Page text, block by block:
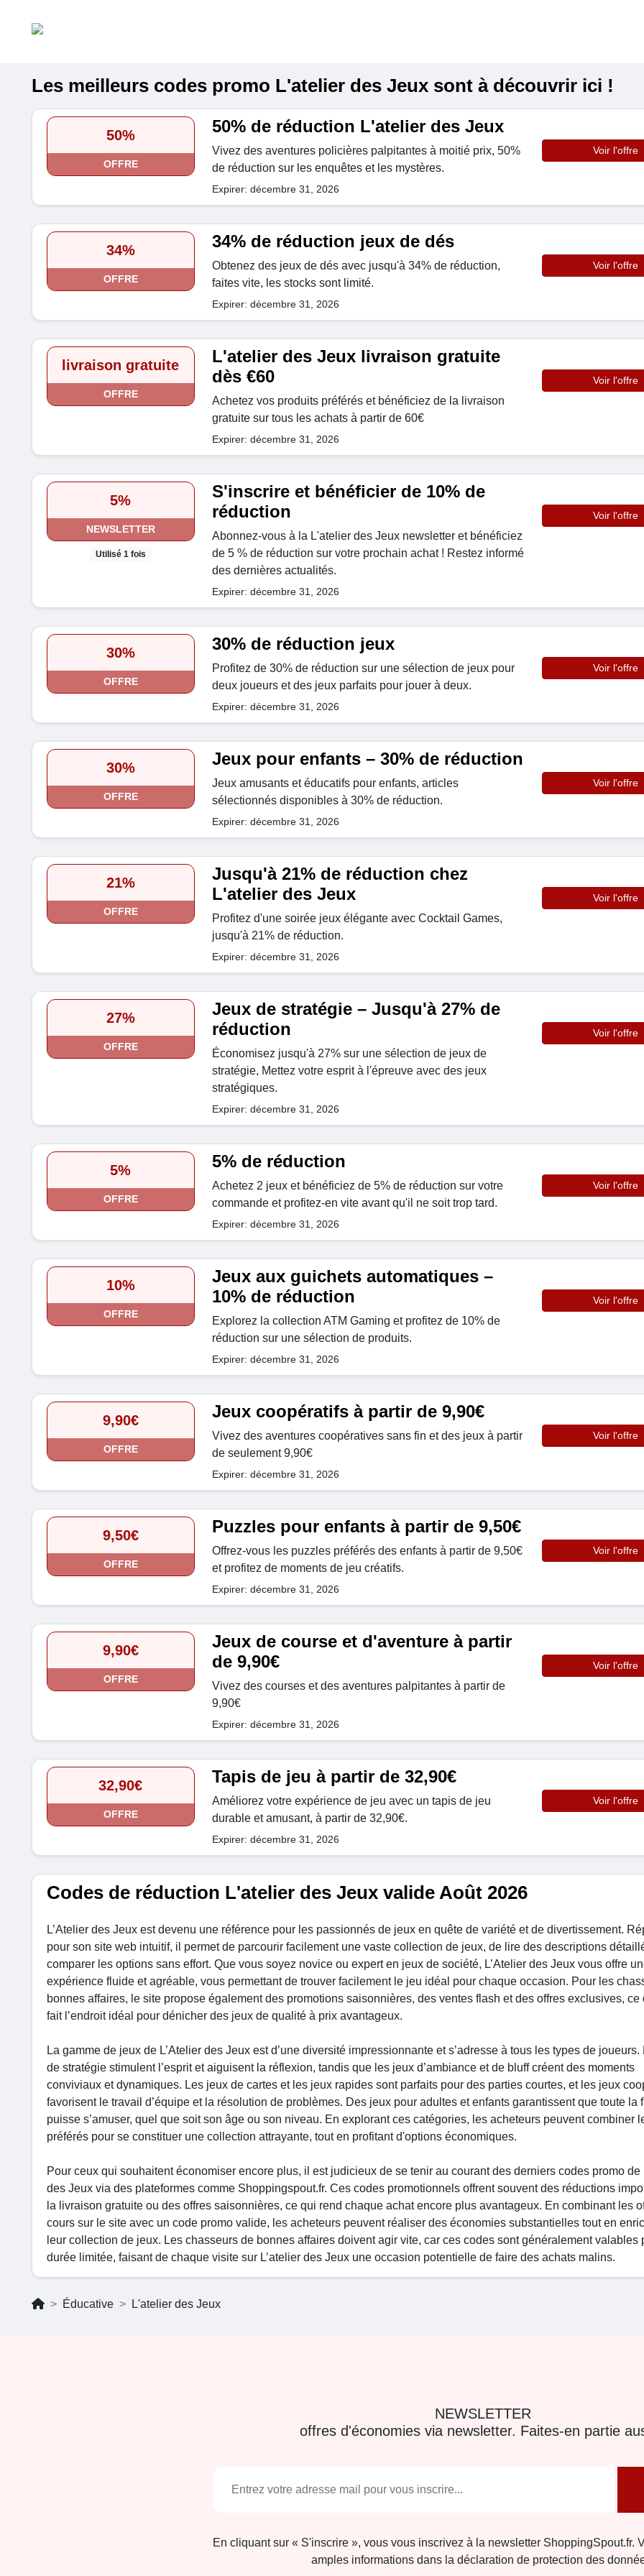
Les meilleurs codes promo L'atelier des Jeux sont à découvrir ici !
50%
OFFRE
50% de réduction L'atelier des Jeux
Vivez des aventures policières palpitantes à moitié prix, 50%
de réduction sur les enquêtes et les mystères.
Expirer: décembre 31, 2026
Voir l'offre
34%
OFFRE
34% de réduction jeux de dés
Obtenez des jeux de dés avec jusqu'à 34% de réduction,
faites vite, les stocks sont limité.
Expirer: décembre 31, 2026
Voir l'offre
livraison gratuite
OFFRE
L'atelier des Jeux livraison gratuite
dès €60
Achetez vos produits préférés et bénéficiez de la livraison
gratuite sur tous les achats à partir de 60€
Expirer: décembre 31, 2026
Voir l'offre
5%
NEWSLETTER
Utilisé 1 fois
S'inscrire et bénéficier de 10% de
réduction
Abonnez-vous à la L'atelier des Jeux newsletter et bénéficiez
de 5 % de réduction sur votre prochain achat ! Restez informé
des dernières actualités.
Expirer: décembre 31, 2026
Voir l'offre
30%
OFFRE
30% de réduction jeux
Profitez de 30% de réduction sur une sélection de jeux pour
deux joueurs et des jeux parfaits pour jouer à deux.
Expirer: décembre 31, 2026
Voir l'offre
30%
OFFRE
Jeux pour enfants – 30% de réduction
Jeux amusants et éducatifs pour enfants, articles
sélectionnés disponibles à 30% de réduction.
Expirer: décembre 31, 2026
Voir l'offre
21%
OFFRE
Jusqu'à 21% de réduction chez
L'atelier des Jeux
Profitez d'une soirée jeux élégante avec Cocktail Games,
jusqu'à 21% de réduction.
Expirer: décembre 31, 2026
Voir l'offre
27%
OFFRE
Jeux de stratégie – Jusqu'à 27% de
réduction
Économisez jusqu'à 27% sur une sélection de jeux de
stratégie, Mettez votre esprit à l'épreuve avec des jeux
stratégiques.
Expirer: décembre 31, 2026
Voir l'offre
5%
OFFRE
5% de réduction
Achetez 2 jeux et bénéficiez de 5% de réduction sur votre
commande et profitez-en vite avant qu'il ne soit trop tard.
Expirer: décembre 31, 2026
Voir l'offre
10%
OFFRE
Jeux aux guichets automatiques –
10% de réduction
Explorez la collection ATM Gaming et profitez de 10% de
réduction sur une sélection de produits.
Expirer: décembre 31, 2026
Voir l'offre
9,90€
OFFRE
Jeux coopératifs à partir de 9,90€
Vivez des aventures coopératives sans fin et des jeux à partir
de seulement 9,90€
Expirer: décembre 31, 2026
Voir l'offre
9,50€
OFFRE
Puzzles pour enfants à partir de 9,50€
Offrez-vous les puzzles préférés des enfants à partir de 9,50€
et profitez de moments de jeu créatifs.
Expirer: décembre 31, 2026
Voir l'offre
9,90€
OFFRE
Jeux de course et d'aventure à partir
de 9,90€
Vivez des courses et des aventures palpitantes à partir de
9,90€
Expirer: décembre 31, 2026
Voir l'offre
32,90€
OFFRE
Tapis de jeu à partir de 32,90€
Améliorez votre expérience de jeu avec un tapis de jeu
durable et amusant, à partir de 32,90€.
Expirer: décembre 31, 2026
Voir l'offre
Codes de réduction L'atelier des Jeux valide Août 2026
L’Atelier des Jeux est devenu une référence pour les passionnés de jeux en quête de variété et de divertissement.
pour son site web intuitif, il permet de parcourir facilement une vaste collection de jeux, de lire des descriptions
comparer les options sans effort. Que vous soyez novice ou expert en jeux de société, L’Atelier des Jeux vous offre
expérience fluide et agréable, vous permettant de trouver facilement le jeu idéal pour chaque occasion. Pour les
bonnes affaires, le site propose également des promotions saisonnières, des ventes flash et des offres exclusives, ce
fait l’endroit idéal pour dénicher des jeux de qualité à prix avantageux.
La gamme de jeux de L’Atelier des Jeux est d’une diversité impressionnante et s’adresse à tous les types de joueurs.
de stratégie stimulent l’esprit et aiguisent la réflexion, tandis que les jeux d’ambiance et de bluff créent des moments
conviviaux et dynamiques. Les jeux de cartes et les jeux rapides sont parfaits pour des parties courtes, et les jeux
favorisent le travail d’équipe et la résolution de problèmes. Des jeux pour adultes et enfants garantissent que toute la
puisse s’amuser, quel que soit son âge ou son niveau. En explorant ces catégories, les acheteurs peuvent combiner
préférés pour se constituer une collection attrayante, tout en profitant d'options économiques.
Pour ceux qui souhaitent économiser encore plus, il est judicieux de se tenir au courant des derniers codes promo de
des Jeux via des plateformes comme Shoppingspout.fr. Ces codes promotionnels offrent souvent des réductions
la livraison gratuite ou des offres saisonnières, ce qui rend chaque achat encore plus avantageux. En combinant les
cours sur le site avec un code promo valide, les acheteurs peuvent réaliser des économies substantielles tout en
leur collection de jeux. Les chasseurs de bonnes affaires doivent agir vite, car ces codes sont généralement valables
durée limitée, faisant de chaque visite sur L’atelier des Jeux une occasion potentielle de faire des achats malins.
Éducative L'atelier des Jeux
NEWSLETTER
offres d'économies via newsletter. Faites-en partie
En cliquant sur « S'inscrire », vous vous inscrivez à la newsletter ShoppingSpout.fr.
amples informations dans la déclaration de protection des